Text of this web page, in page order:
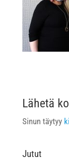
Lähetä
Sinun täytyy
Jutut